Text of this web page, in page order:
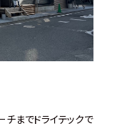
までドライテックで